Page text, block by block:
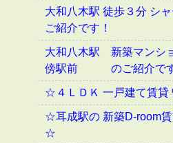
大和八木駅 徒歩３分 シ
ご紹介です！
大和八木駅 新築マンシ
傍駅前 のご紹介で
☆４ＬＤＫ 一戸建て賃
☆耳成駅の 新築D-room
☆